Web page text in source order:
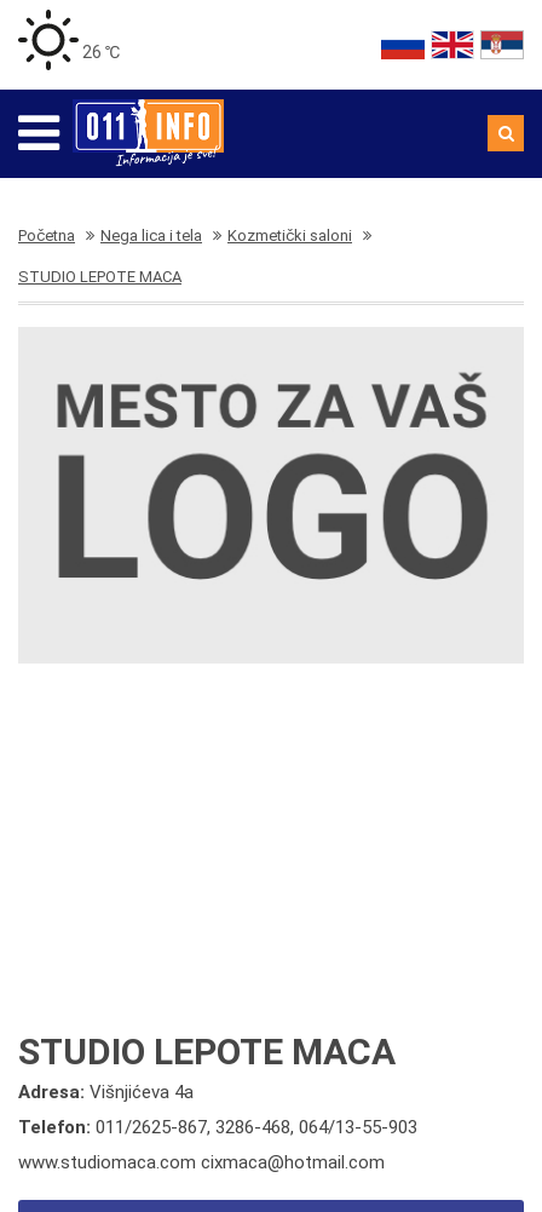
26 ℃
Početna Nega lica i tela Kozmetički saloni
STUDIO LEPOTE MACA
STUDIO LEPOTE MACA
Adresa: Višnjićeva 4a
Telefon: 011/2625-867, 3286-468, 064/13-55-903
www.studiomaca.com cixmaca@hotmail.com